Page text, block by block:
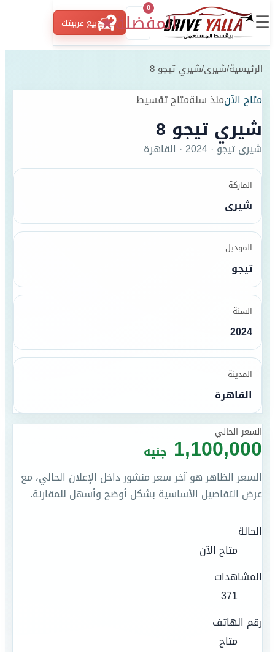
☰ المفضلة
0
★ بيع عربيتك
الرئيسية/شيرى/شيري تيجو 8
متاح الآنمنذ سنةمتاح تقسيط
شيري تيجو 8
شيرىتيجو ·
2024
· القاهرة
الماركة
شيرى
الموديل
تيجو
السنة
2024
المدينة
القاهرة
السعر الحالي
1,100,000 جنيه
السعر الظاهر هو آخر سعر منشور داخل الإعلان الحالي، مع
عرض التفاصيل الأساسية بشكل أوضح وأسهل للمقارنة.
الحالة
متاح الآن
المشاهدات
371
رقم الهاتف
متاح